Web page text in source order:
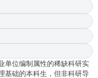
单位编制属性的稀缺科研实
基础的本科生，但非科研导